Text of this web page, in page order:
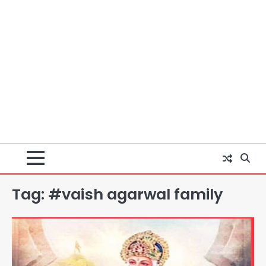
Tag: #vaish agarwal family
Baramati Airport Plane Crash:
रनवे पर ट्रेनी विमान क्रैश, जांच शुरू
Avinash Kumar